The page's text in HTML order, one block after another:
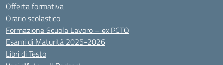
Offerta formativa
Orario scolastico
Formazione Scuola Lavoro – ex PCTO
Esami di Maturità 2025-2026
Libri di Testo